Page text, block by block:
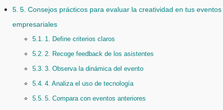
5. Consejos prácticos para evaluar la creatividad en tus eventos
empresariales
1. Define criterios claros
2. Recoge feedback de los asistentes
3. Observa la dinámica del evento
4. Analiza el uso de tecnología
5. Compara con eventos anteriores